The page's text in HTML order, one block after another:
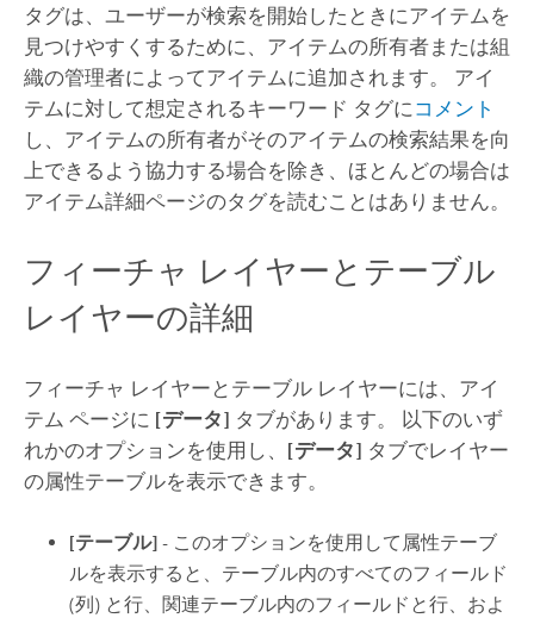
タグは、ユーザーが検索を開始したときにアイテムを
見つけやすくするために、アイテムの所有者または組
織の管理者によってアイテムに追加されます。 アイ
テムに対して想定されるキーワード タグにコメント
し、アイテムの所有者がそのアイテムの検索結果を向
上できるよう協力する場合を除き、ほとんどの場合は
アイテム詳細ページのタグを読むことはありません。
フィーチャ レイヤーとテーブル
レイヤーの詳細
フィーチャ レイヤーとテーブル レイヤーには、アイ
テム ページに [データ] タブがあります。 以下のいず
れかのオプションを使用し、 [データ] タブでレイヤー
の属性テーブルを表示できます。
[テーブル] - このオプションを使用して属性テーブ
ルを表示すると、テーブル内のすべてのフィールド
(列) と行、関連テーブル内のフィールドと行、およ